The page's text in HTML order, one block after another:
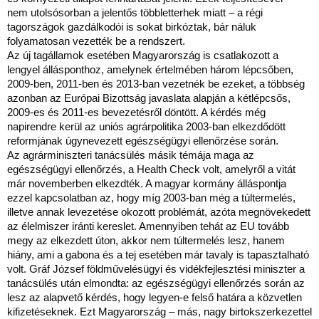
nem utolsósorban a jelentős többletterhek miatt – a régi
tagországok gazdálkodói is sokat birkóztak, bár náluk
folyamatosan vezették be a rendszert.
Az új tagállamok esetében Magyarország is csatlakozott a
lengyel állásponthoz, amelynek értelmében három lépcsőben,
2009-ben, 2011-ben és 2013-ban vezetnék be ezeket, a többség
azonban az Európai Bizottság javaslata alapján a kétlépcsős,
2009-es és 2011-es bevezetésről döntött. A kérdés még
napirendre kerül az uniós agrárpolitika 2003-ban elkezdődött
reformjának úgynevezett egészségügyi ellenőrzése során.
Az agrárminiszteri tanácsülés másik témája maga az
egészségügyi ellenőrzés, a Health Check volt, amelyről a vitát
már novemberben elkezdték. A magyar kormány álláspontja
ezzel kapcsolatban az, hogy míg 2003-ban még a túltermelés,
illetve annak levezetése okozott problémát, azóta megnövekedett
az élelmiszer iránti kereslet. Amennyiben tehát az EU tovább
megy az elkezdett úton, akkor nem túltermelés lesz, hanem
hiány, ami a gabona és a tej esetében már tavaly is tapasztalható
volt. Gráf József földművelésügyi és vidékfejlesztési miniszter a
tanácsülés után elmondta: az egészségügyi ellenőrzés során az
lesz az alapvető kérdés, hogy legyen-e felső határa a közvetlen
kifizetéseknek. Ezt Magyarország – más, nagy birtokszerkezettel